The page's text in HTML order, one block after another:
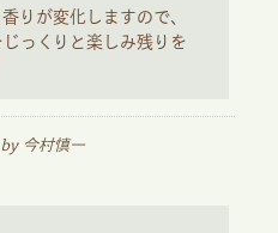
りが変化しますので、
っくりと楽しみ残りを
by 今村慎一